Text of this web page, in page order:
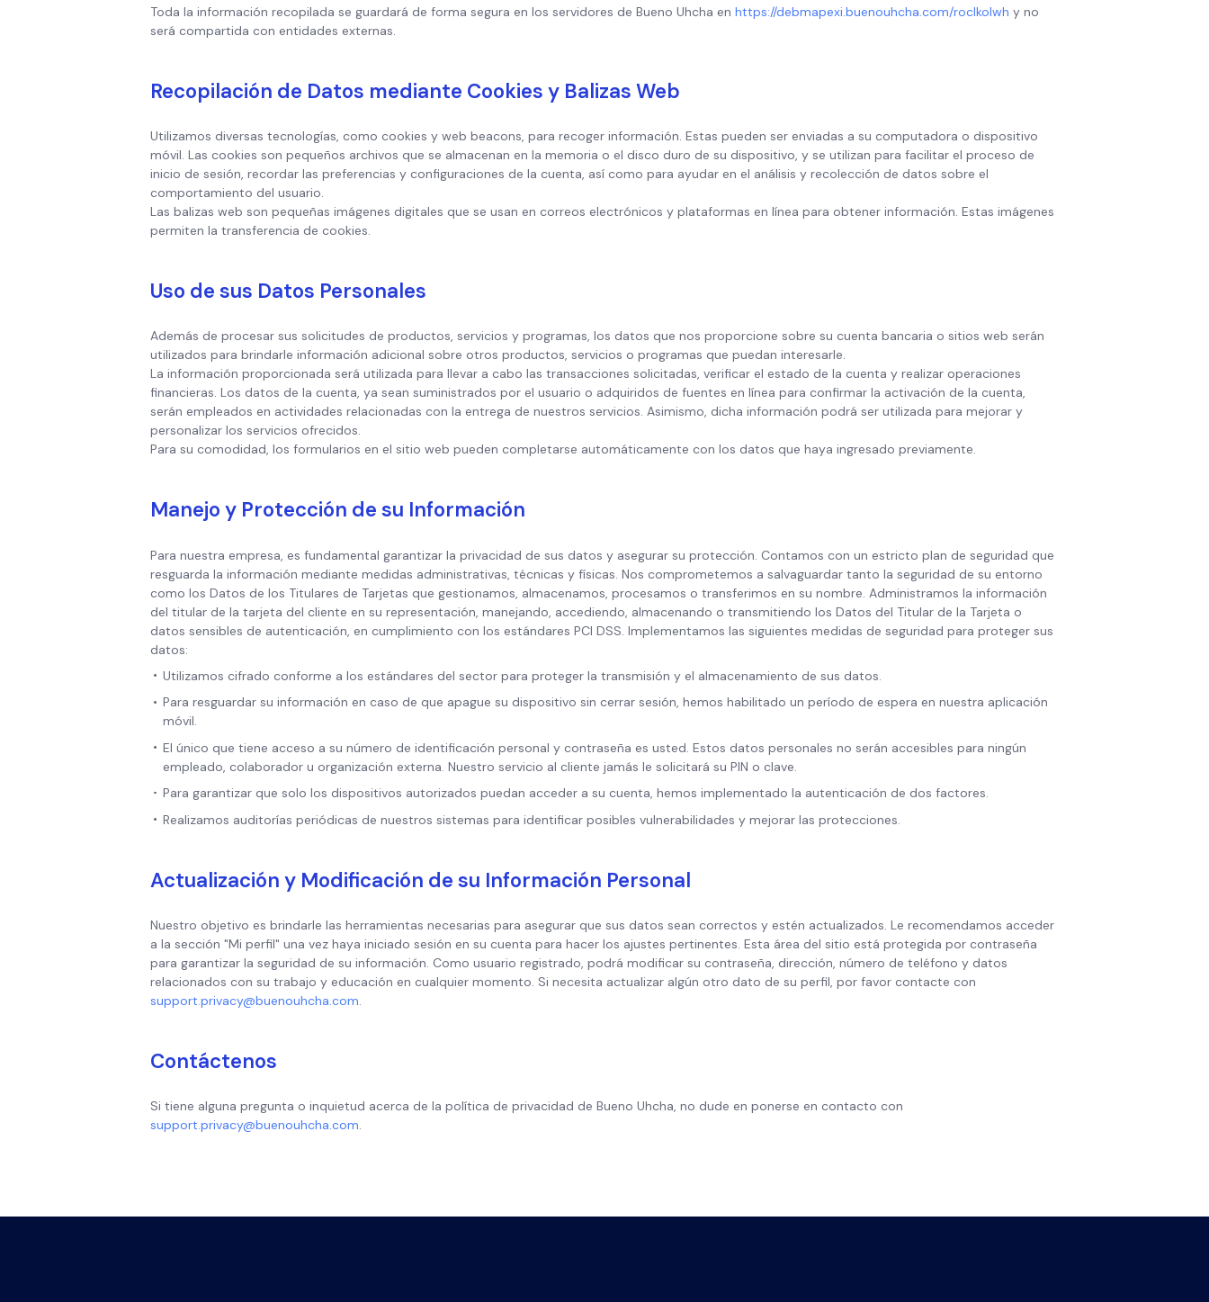
Toda la información recopilada se guardará de forma segura en los servidores de Bueno Uhcha en https://debmapexi.buenouhcha.com/roclkolwh y no
será compartida con entidades externas.
Recopilación de Datos mediante Cookies y Balizas Web
Utilizamos diversas tecnologías, como cookies y web beacons, para recoger información. Estas pueden ser enviadas a su computadora o dispositivo
móvil. Las cookies son pequeños archivos que se almacenan en la memoria o el disco duro de su dispositivo, y se utilizan para facilitar el proceso de
inicio de sesión, recordar las preferencias y configuraciones de la cuenta, así como para ayudar en el análisis y recolección de datos sobre el
comportamiento del usuario.
Las balizas web son pequeñas imágenes digitales que se usan en correos electrónicos y plataformas en línea para obtener información. Estas imágenes
permiten la transferencia de cookies.
Uso de sus Datos Personales
Además de procesar sus solicitudes de productos, servicios y programas, los datos que nos proporcione sobre su cuenta bancaria o sitios web serán
utilizados para brindarle información adicional sobre otros productos, servicios o programas que puedan interesarle.
La información proporcionada será utilizada para llevar a cabo las transacciones solicitadas, verificar el estado de la cuenta y realizar operaciones
financieras. Los datos de la cuenta, ya sean suministrados por el usuario o adquiridos de fuentes en línea para confirmar la activación de la cuenta,
serán empleados en actividades relacionadas con la entrega de nuestros servicios. Asimismo, dicha información podrá ser utilizada para mejorar y
personalizar los servicios ofrecidos.
Para su comodidad, los formularios en el sitio web pueden completarse automáticamente con los datos que haya ingresado previamente.
Manejo y Protección de su Información
Para nuestra empresa, es fundamental garantizar la privacidad de sus datos y asegurar su protección. Contamos con un estricto plan de seguridad que
resguarda la información mediante medidas administrativas, técnicas y físicas. Nos comprometemos a salvaguardar tanto la seguridad de su entorno
como los Datos de los Titulares de Tarjetas que gestionamos, almacenamos, procesamos o transferimos en su nombre. Administramos la información
del titular de la tarjeta del cliente en su representación, manejando, accediendo, almacenando o transmitiendo los Datos del Titular de la Tarjeta o
datos sensibles de autenticación, en cumplimiento con los estándares PCI DSS. Implementamos las siguientes medidas de seguridad para proteger sus
datos:
Utilizamos cifrado conforme a los estándares del sector para proteger la transmisión y el almacenamiento de sus datos.
Para resguardar su información en caso de que apague su dispositivo sin cerrar sesión, hemos habilitado un período de espera en nuestra aplicación
móvil.
El único que tiene acceso a su número de identificación personal y contraseña es usted. Estos datos personales no serán accesibles para ningún
empleado, colaborador u organización externa. Nuestro servicio al cliente jamás le solicitará su PIN o clave.
Para garantizar que solo los dispositivos autorizados puedan acceder a su cuenta, hemos implementado la autenticación de dos factores.
Realizamos auditorías periódicas de nuestros sistemas para identificar posibles vulnerabilidades y mejorar las protecciones.
Actualización y Modificación de su Información Personal
Nuestro objetivo es brindarle las herramientas necesarias para asegurar que sus datos sean correctos y estén actualizados. Le recomendamos acceder
a la sección "Mi perfil" una vez haya iniciado sesión en su cuenta para hacer los ajustes pertinentes. Esta área del sitio está protegida por contraseña
para garantizar la seguridad de su información. Como usuario registrado, podrá modificar su contraseña, dirección, número de teléfono y datos
relacionados con su trabajo y educación en cualquier momento. Si necesita actualizar algún otro dato de su perfil, por favor contacte con
support.privacy@buenouhcha.com.
Contáctenos
Si tiene alguna pregunta o inquietud acerca de la política de privacidad de Bueno Uhcha, no dude en ponerse en contacto con
support.privacy@buenouhcha.com.